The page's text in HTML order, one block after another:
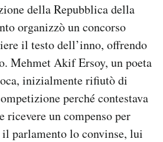
della Repubblica della
organizzò un concorso
il testo dell’inno, offrendo
Mehmet Akif Ersoy, un poeta
inizialmente rifiutò di
perché contestava
ricevere un compenso per
parlamento lo convinse, lui